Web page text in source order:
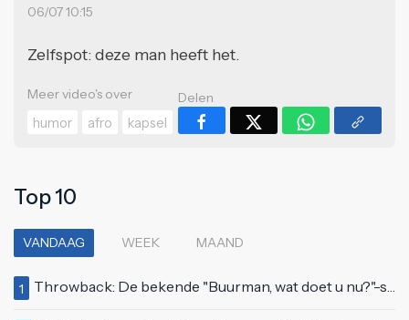
06/07 10:15
Zelfspot: deze man heeft het.
Meer video's over
humor
afro kapsel
Delen
Top 10
VANDAAG WEEK MAAND
1 Throwback: De bekende "Buurman, wat doet u nu?"-scène uit Flodder met Tatjana Šimić